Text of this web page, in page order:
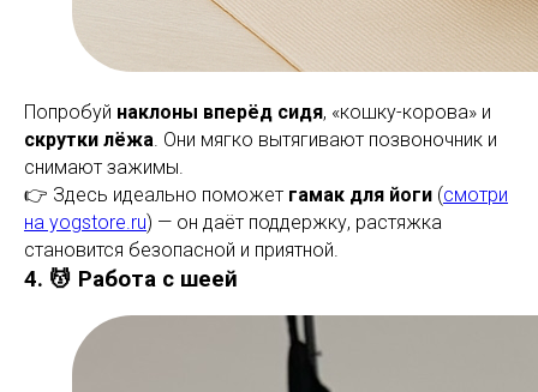
Попробуй наклоны вперёд сидя, «кошку-корова» и
скрутки лёжа. Они мягко вытягивают позвоночник и
снимают зажимы.
👉 Здесь идеально поможет гамак для йоги (смотри
на yogstore.ru) — он даёт поддержку, растяжка
становится безопасной и приятной.
4. 💆 Работа с шеей